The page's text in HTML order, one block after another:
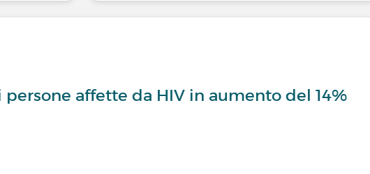
affette da HIV in aumento del 14%